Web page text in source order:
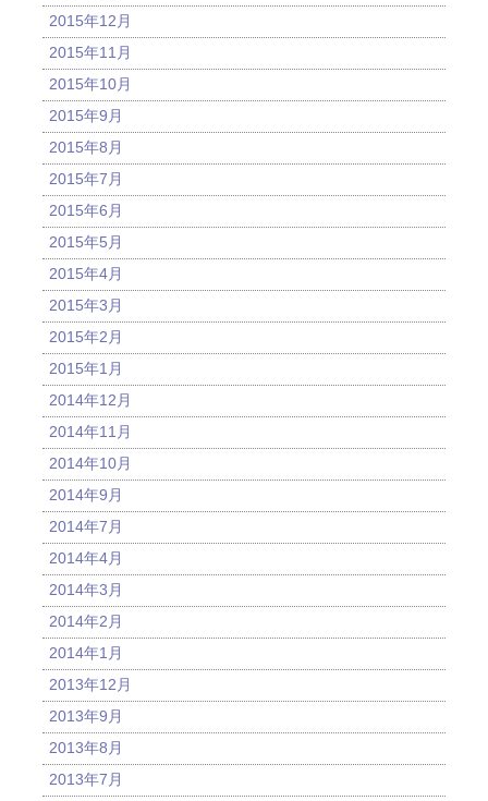
2015年12月
2015年11月
2015年10月
2015年9月
2015年8月
2015年7月
2015年6月
2015年5月
2015年4月
2015年3月
2015年2月
2015年1月
2014年12月
2014年11月
2014年10月
2014年9月
2014年7月
2014年4月
2014年3月
2014年2月
2014年1月
2013年12月
2013年9月
2013年8月
2013年7月